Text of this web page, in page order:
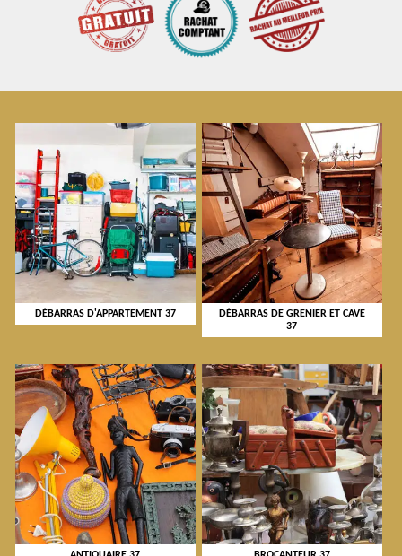
DÉBARRAS D'APPARTEMENT 37
DÉBARRAS DE GRENIER ET CAVE
37